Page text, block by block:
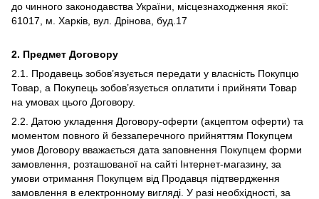
до чинного законодавства України, місцезнаходження якої:
61017, м. Харків, вул. Дрінова, буд.17
2. Предмет Договору
2.1. Продавець зобов’язується передати у власність Покупцю
Товар, а Покупець зобов’язується оплатити і прийняти Товар
на умовах цього Договору.
2.2. Датою укладення Договору-оферти (акцептом оферти) та
моментом повного й беззаперечного прийняттям Покупцем
умов Договору вважається дата заповнення Покупцем форми
замовлення, розташованої на сайті Інтернет-магазину, за
умови отримання Покупцем від Продавця підтвердження
замовлення в електронному вигляді. У разі необхідності, за